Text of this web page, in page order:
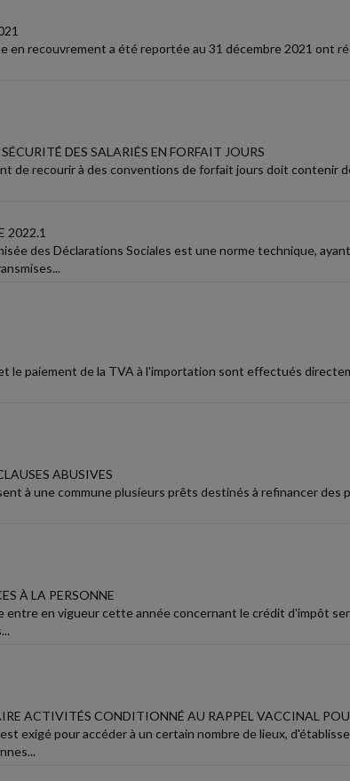
en recouvrement a été reportée au 31 décembre 2021 ont
DES SALARIÉS EN FORFAIT JOURS
de recourir à des conventions de forfait jours doit contenir
2022.1
des Déclarations Sociales est une norme technique,
le paiement de la TVA à l'importation sont effectués
ABUSIVES
à une commune plusieurs prêts destinés à refinancer des
À LA PERSONNE
en vigueur cette année concernant le crédit d'impôt
ACTIVITÉS CONDITIONNÉ AU RAPPEL VACCINAL
exigé pour accéder à un certain nombre de lieux,